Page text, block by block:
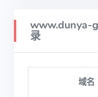
www.dunya-
录
域名